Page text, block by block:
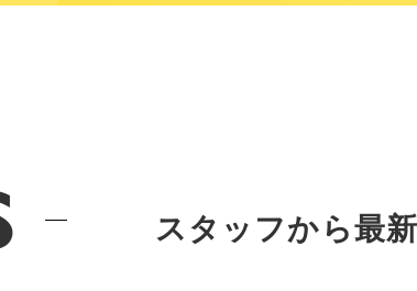
スタッフから最